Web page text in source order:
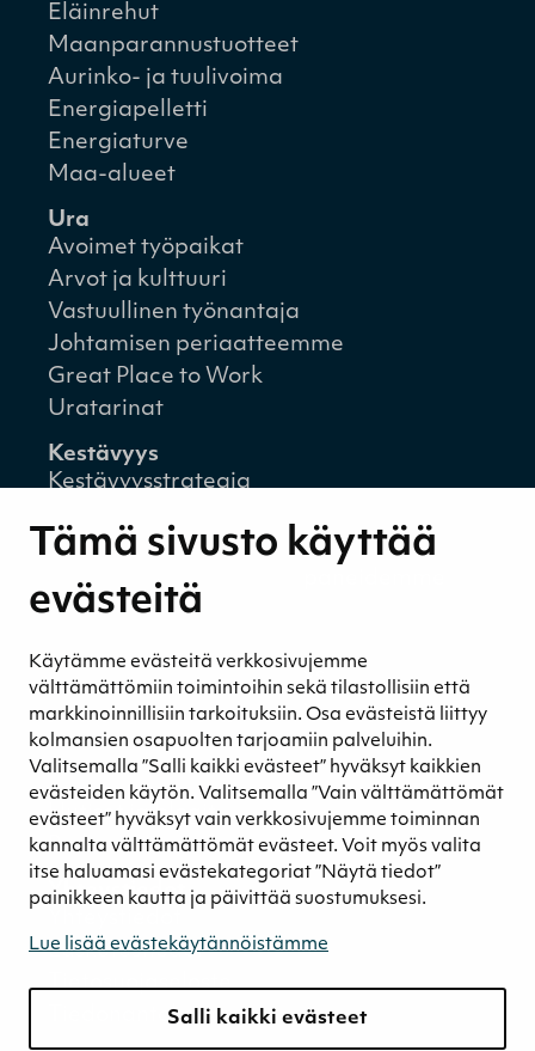
Tämä sivusto käyttää
evästeitä
Käytämme evästeitä verkkosivujemme
välttämättömiin toimintoihin sekä tilastollisiin että
markkinoinnillisiin tarkoituksiin. Osa evästeistä liittyy
kolmansien osapuolten tarjoamiin palveluihin.
Valitsemalla ”Salli kaikki evästeet” hyväksyt kaikkien
evästeiden käytön. Valitsemalla ”Vain välttämättömät
evästeet” hyväksyt vain verkkosivujemme toiminnan
kannalta välttämättömät evästeet. Voit myös valita
itse haluamasi evästekategoriat ”Näytä tiedot”
painikkeen kautta ja päivittää suostumuksesi.
Lue lisää evästekäytännöistämme
Salli kaikki evästeet
Eläinrehut
Maanparannustuotteet
Aurinko- ja tuulivoima
Energiapelletti
Energiaturve
Maa-alueet
Ura
Avoimet työpaikat
Arvot ja kulttuuri
Vastuullinen työnantaja
Johtamisen periaatteemme
Great Place to Work
Uratarinat
Kestävyys
Kestävyysstrategia
Ympäristövastuu
Henkilöstömme ja kumppaneidemme
hyvinvointi
Turvetuotannon kestävyys
Kestävyyden johtaminen
Retkeilykohteet
Media
Uutiset ja blogit
Podcast
Yhteystiedot
Laskutustiedot
Tietosuojaseloste
Tiedonantokanava